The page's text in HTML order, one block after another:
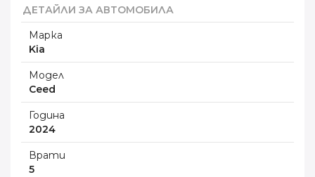
ДЕТАЙЛИ ЗА АВТОМОБИЛА
Марка
Kia
Модел
Ceed
Година
2024
Врати
5